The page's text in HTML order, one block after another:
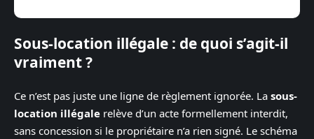
Sous-location illégale : de quoi s’agit-il
vraiment ?
Ce n’est pas juste une ligne de règlement ignorée. La sous-
location illégale relève d’un acte formellement interdit,
sans concession si le propriétaire n’a rien signé. Le schéma